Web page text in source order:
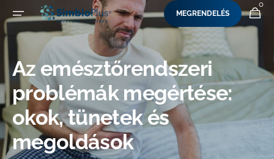
UGRÁS A TARTALOMRAMEGRENDELÉS KOSÁR
0
0
ELEM
Az emésztőrendszeri
problémák megértése:
okok, tünetek és
megoldások